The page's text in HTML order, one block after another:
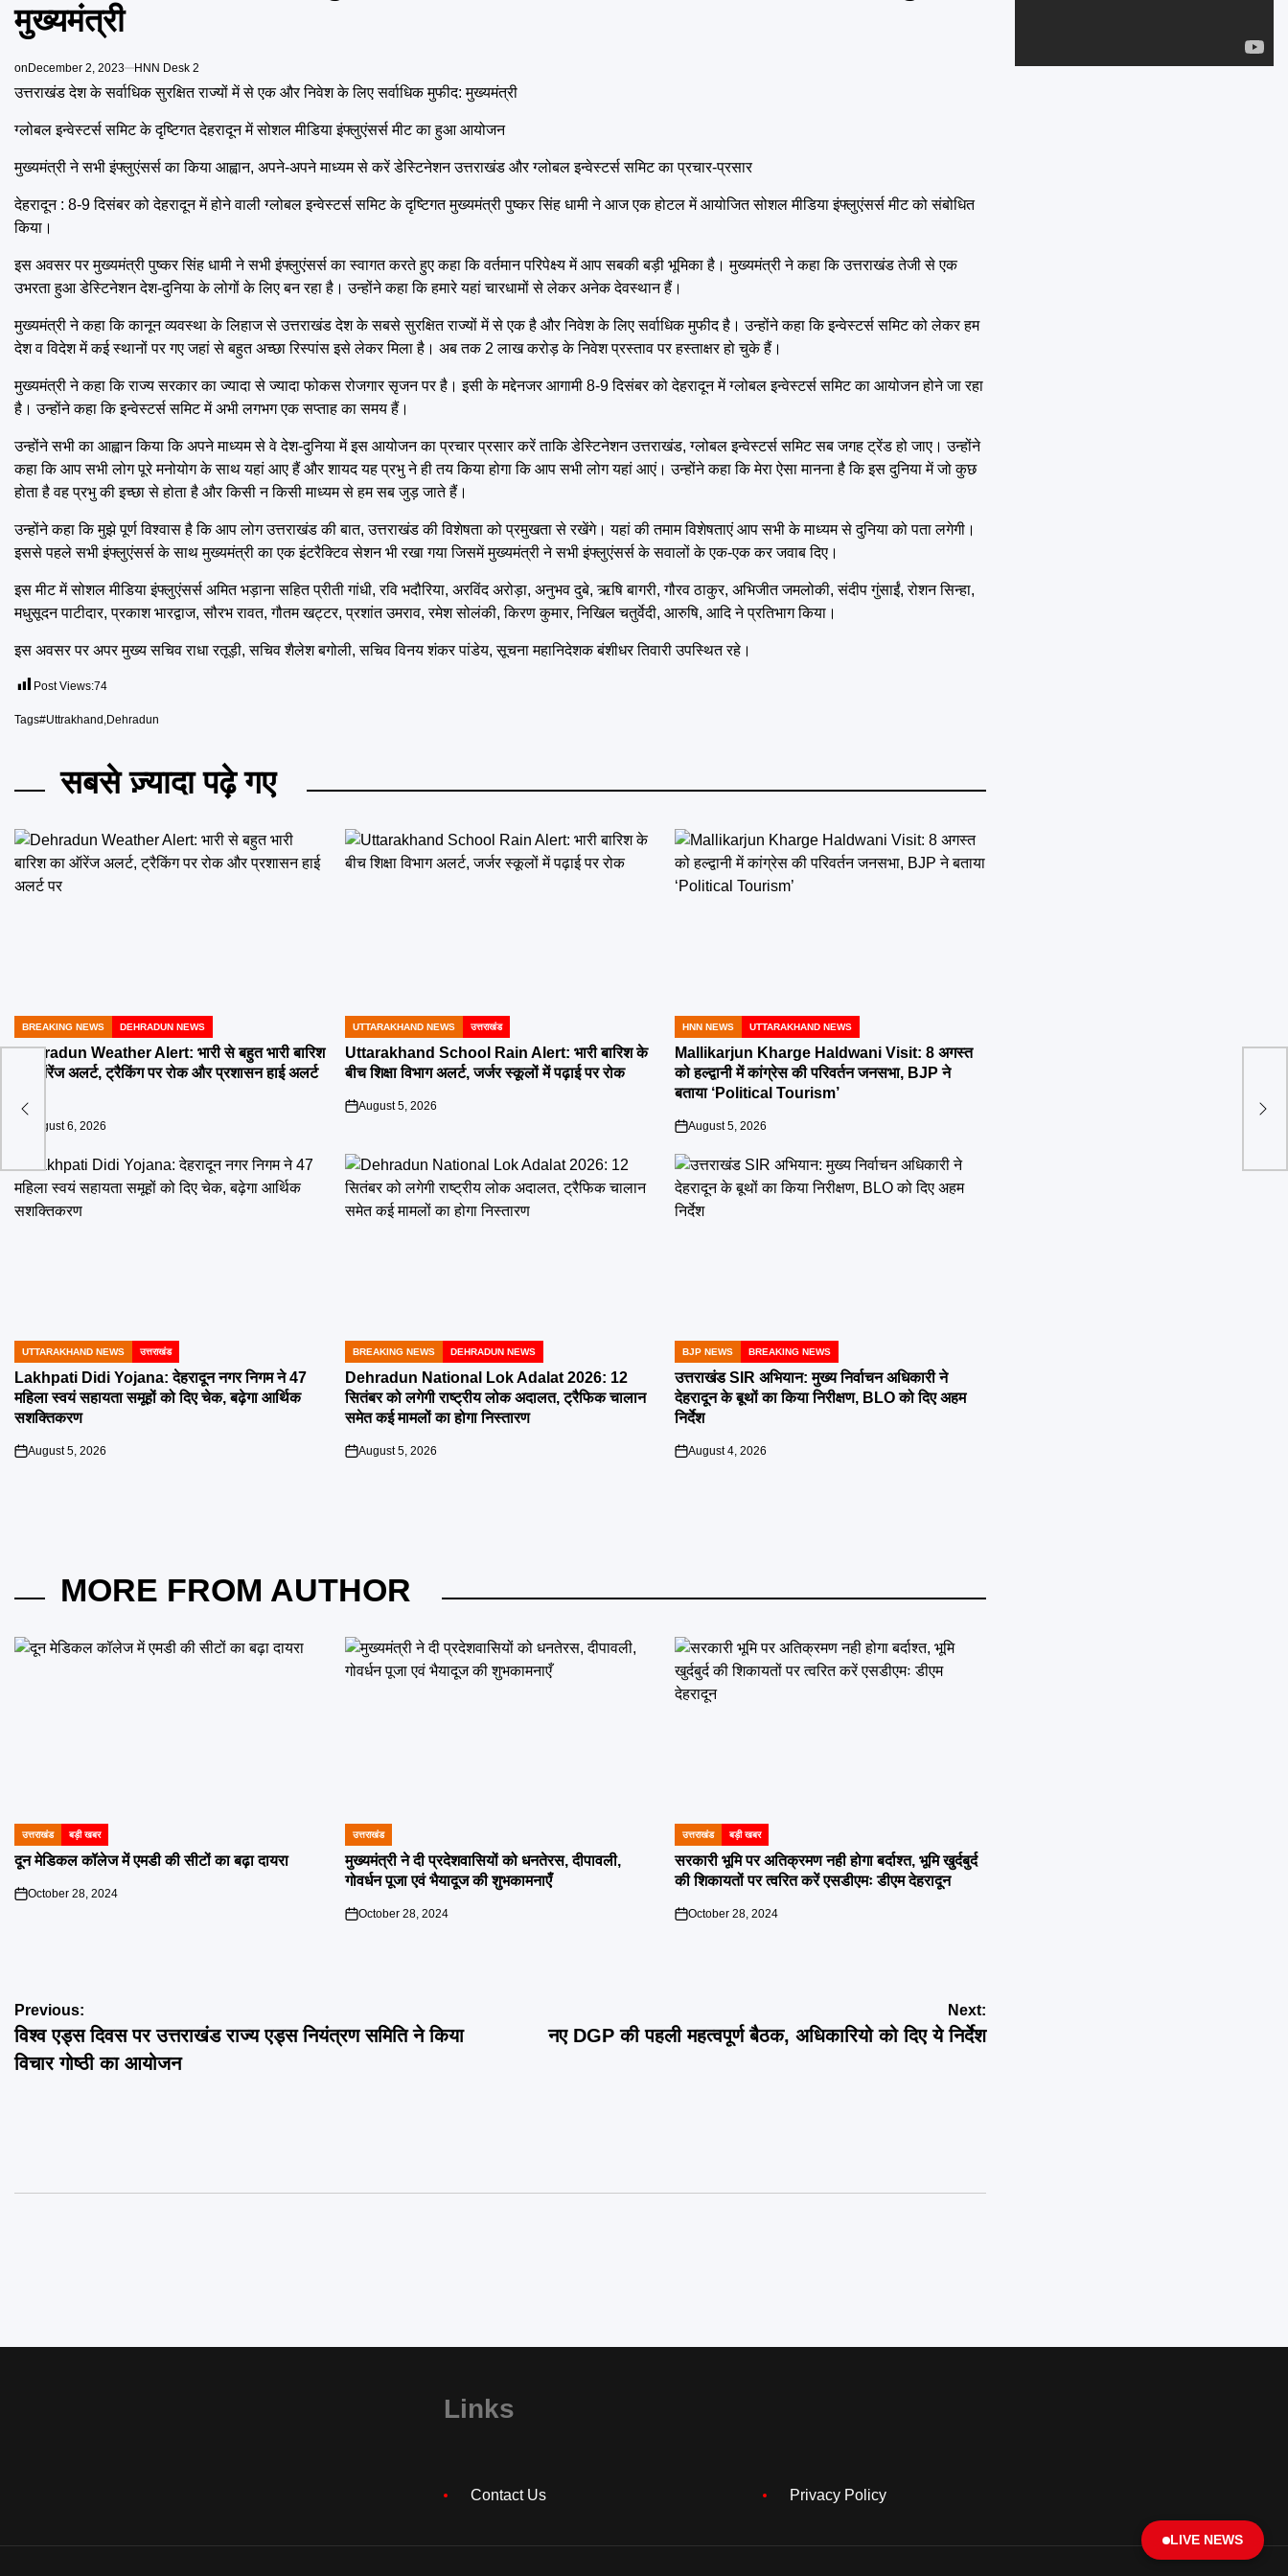
मुख्यमंत्री
onDecember 2, 2023 HNN Desk 2
उत्तराखंड देश के सर्वाधिक सुरक्षित राज्यों में से एक और निवेश के लिए सर्वाधिक मुफीद: मुख्यमंत्री
ग्लोबल इन्वेस्टर्स समिट के दृष्टिगत देहरादून में सोशल मीडिया इंफ्लुएंसर्स मीट का हुआ आयोजन
मुख्यमंत्री ने सभी इंफ्लुएंसर्स का किया आह्वान, अपने-अपने माध्यम से करें डेस्टिनेशन उत्तराखंड और ग्लोबल इन्वेस्टर्स समिट का प्रचार-प्रसार
देहरादून : 8-9 दिसंबर को देहरादून में होने वाली ग्लोबल इन्वेस्टर्स समिट के दृष्टिगत मुख्यमंत्री पुष्कर सिंह धामी ने आज एक होटल में आयोजित सोशल मीडिया इंफ्लुएंसर्स मीट को संबोधित
किया।
इस अवसर पर मुख्यमंत्री पुष्कर सिंह धामी ने सभी इंफ्लुएंसर्स का स्वागत करते हुए कहा कि वर्तमान परिपेक्ष्य में आप सबकी बड़ी भूमिका है। मुख्यमंत्री ने कहा कि उत्तराखंड तेजी से एक
उभरता हुआ डेस्टिनेशन देश-दुनिया के लोगों के लिए बन रहा है। उन्होंने कहा कि हमारे यहां चारधामों से लेकर अनेक देवस्थान हैं।
मुख्यमंत्री ने कहा कि कानून व्यवस्था के लिहाज से उत्तराखंड देश के सबसे सुरक्षित राज्यों में से एक है और निवेश के लिए सर्वाधिक मुफीद है। उन्होंने कहा कि इन्वेस्टर्स समिट को लेकर हम
देश व विदेश में कई स्थानों पर गए जहां से बहुत अच्छा रिस्पांस इसे लेकर मिला है। अब तक 2 लाख करोड़ के निवेश प्रस्ताव पर हस्ताक्षर हो चुके हैं।
मुख्यमंत्री ने कहा कि राज्य सरकार का ज्यादा से ज्यादा फोकस रोजगार सृजन पर है। इसी के मद्देनजर आगामी 8-9 दिसंबर को देहरादून में ग्लोबल इन्वेस्टर्स समिट का आयोजन होने जा रहा
है। उन्होंने कहा कि इन्वेस्टर्स समिट में अभी लगभग एक सप्ताह का समय हैं।
उन्होंने सभी का आह्वान किया कि अपने माध्यम से वे देश-दुनिया में इस आयोजन का प्रचार प्रसार करें ताकि डेस्टिनेशन उत्तराखंड, ग्लोबल इन्वेस्टर्स समिट सब जगह ट्रेंड हो जाए। उन्होंने
कहा कि आप सभी लोग पूरे मनोयोग के साथ यहां आए हैं और शायद यह प्रभु ने ही तय किया होगा कि आप सभी लोग यहां आएं। उन्होंने कहा कि मेरा ऐसा मानना है कि इस दुनिया में जो कुछ
होता है वह प्रभु की इच्छा से होता है और किसी न किसी माध्यम से हम सब जुड़ जाते हैं।
उन्होंने कहा कि मुझे पूर्ण विश्वास है कि आप लोग उत्तराखंड की बात, उत्तराखंड की विशेषता को प्रमुखता से रखेंगे। यहां की तमाम विशेषताएं आप सभी के माध्यम से दुनिया को पता लगेगी।
इससे पहले सभी इंफ्लुएंसर्स के साथ मुख्यमंत्री का एक इंटरैक्टिव सेशन भी रखा गया जिसमें मुख्यमंत्री ने सभी इंफ्लुएंसर्स के सवालों के एक-एक कर जवाब दिए।
इस मीट में सोशल मीडिया इंफ्लुएंसर्स अमित भड़ाना सहित प्रीती गांधी, रवि भदौरिया, अरविंद अरोड़ा, अनुभव दुबे, ऋषि बागरी, गौरव ठाकुर, अभिजीत जमलोकी, संदीप गुंसाईं, रोशन सिन्हा,
मधुसूदन पाटीदार, प्रकाश भारद्वाज, सौरभ रावत, गौतम खट्टर, प्रशांत उमराव, रमेश सोलंकी, किरण कुमार, निखिल चतुर्वेदी, आरुषि, आदि ने प्रतिभाग किया।
इस अवसर पर अपर मुख्य सचिव राधा रतूड़ी, सचिव शैलेश बगोली, सचिव विनय शंकर पांडेय, सूचना महानिदेशक बंशीधर तिवारी उपस्थित रहे।
Post Views:74
Tags#Uttrakhand Dehradun
सबसे ज़्यादा पढ़े गए
POSTED
IN
BREAKING NEWS DEHRADUN NEWS
Dehradun Weather Alert: भारी से बहुत भारी बारिश
का ऑरेंज अलर्ट, ट्रैकिंग पर रोक और प्रशासन हाई अलर्ट
August 6, 2026
POSTED
IN
UTTARAKHAND NEWS उत्तराखंड
Uttarakhand School Rain Alert: भारी बारिश के
बीच शिक्षा विभाग अलर्ट, जर्जर स्कूलों में पढ़ाई पर रोक
on
August 5, 2026
POSTED
IN
HNN NEWS UTTARAKHAND NEWS
Mallikarjun Kharge Haldwani Visit: 8 अगस्त
को हल्द्वानी में कांग्रेस की परिवर्तन जनसभा, BJP ने
बताया ‘Political Tourism’
on
August 5, 2026
POSTED
IN
UTTARAKHAND NEWS उत्तराखंड
Lakhpati Didi Yojana: देहरादून नगर निगम ने 47
महिला स्वयं सहायता समूहों को दिए चेक, बढ़ेगा आर्थिक
सशक्तिकरण
on
August 5, 2026
POSTED
IN
BREAKING NEWS DEHRADUN NEWS
Dehradun National Lok Adalat 2026: 12
सितंबर को लगेगी राष्ट्रीय लोक अदालत, ट्रैफिक चालान
समेत कई मामलों का होगा निस्तारण
on
August 5, 2026
POSTED
IN
BJP NEWS BREAKING NEWS
उत्तराखंड SIR अभियान: मुख्य निर्वाचन अधिकारी ने
देहरादून के बूथों का किया निरीक्षण, BLO को दिए अहम
निर्देश
on
August 4, 2026
MORE FROM AUTHOR
POSTED
IN
उत्तराखंड बड़ी खबर
दून मेडिकल कॉलेज में एमडी की सीटों का बढ़ा दायरा
on
October 28, 2024
POSTED
IN
उत्तराखंड
मुख्यमंत्री ने दी प्रदेशवासियों को धनतेरस, दीपावली,
गोवर्धन पूजा एवं भैयादूज की शुभकामनाएँ
on
October 28, 2024
POSTED
IN
उत्तराखंड बड़ी खबर
सरकारी भूमि पर अतिक्रमण नही होगा बर्दाश्त, भूमि खुर्दबुर्द
की शिकायतों पर त्वरित करें एसडीएमः डीएम देहरादून
on
October 28, 2024
Post
navigation
Previous:
विश्व एड्स दिवस पर उत्तराखंड राज्य एड्स नियंत्रण समिति ने किया
विचार गोष्ठी का आयोजन
Next:
नए DGP की पहली महत्वपूर्ण बैठक, अधिकारियो को दिए ये निर्देश
Links
Contact Us Privacy Policy
LIVE NEWS